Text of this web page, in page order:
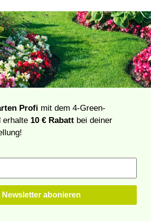
Profi mit dem 4-Green-
erhalte 10 € Rabatt bei deiner